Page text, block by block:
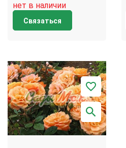
нет в наличии
Связаться